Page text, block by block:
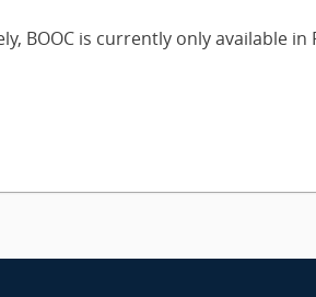
BOOC is currently only available in